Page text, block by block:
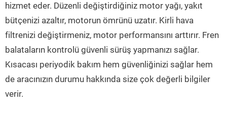
hizmet eder. Düzenli değiştirdiğiniz motor yağı, yakıt
bütçenizi azaltır, motorun ömrünü uzatır. Kirli hava
filtrenizi değiştirmeniz, motor performansını arttırır. Fren
balataların kontrolü güvenli sürüş yapmanızı sağlar.
Kısacası periyodik bakım hem güvenliğinizi sağlar hem
de aracınızın durumu hakkında size çok değerli bilgiler
verir.